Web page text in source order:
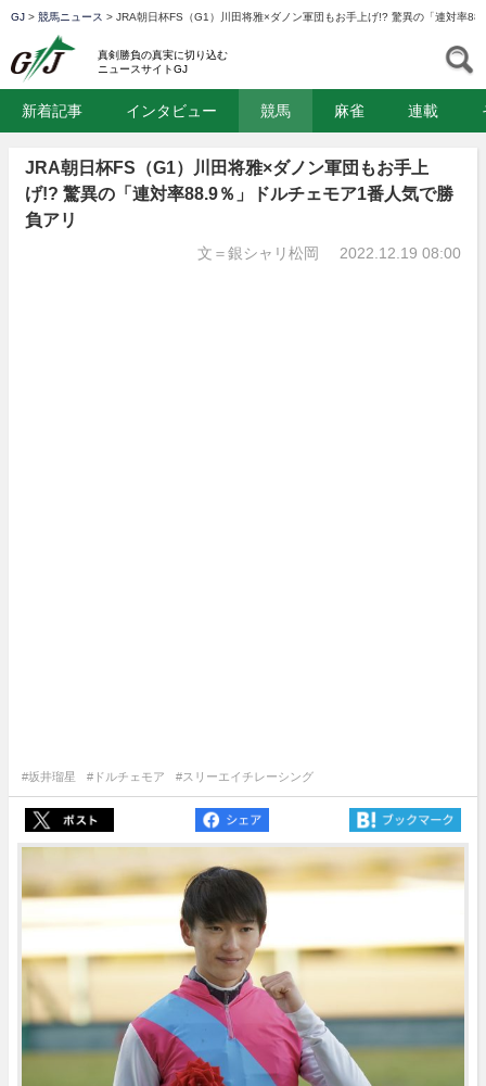
GJ > 競馬ニュース > JRA朝日杯FS（G1）川田将雅×ダノン軍団もお手上げ!? 驚異の「連対率
真剣勝負の真実に切り込む
ニュースサイトGJ
新着記事 インタビュー 競馬 麻雀 連載
JRA朝日杯FS（G1）川田将雅×ダノン軍団もお手上
げ!? 驚異の「連対率88.9％」ドルチェモア1番人気で勝
負アリ
文＝銀シャリ松岡 2022.12.19 08:00
#坂井瑠星 #ドルチェモア #スリーエイチレーシング